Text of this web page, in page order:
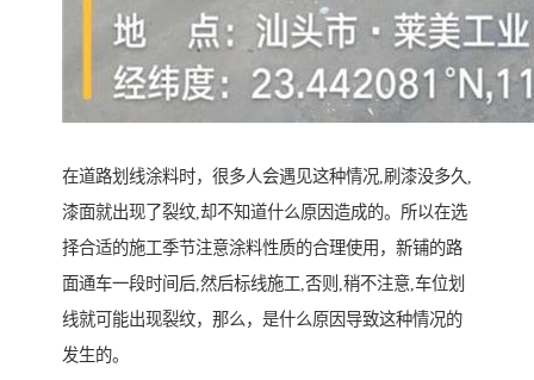
在道路划线涂料时，很多人会遇见这种情况,刷漆没多久,
漆面就出现了裂纹,却不知道什么原因造成的。所以在选
择合适的施工季节注意涂料性质的合理使用，新铺的路
面通车一段时间后,然后标线施工,否则,稍不注意,车位划
线就可能出现裂纹，那么，是什么原因导致这种情况的
发生的。